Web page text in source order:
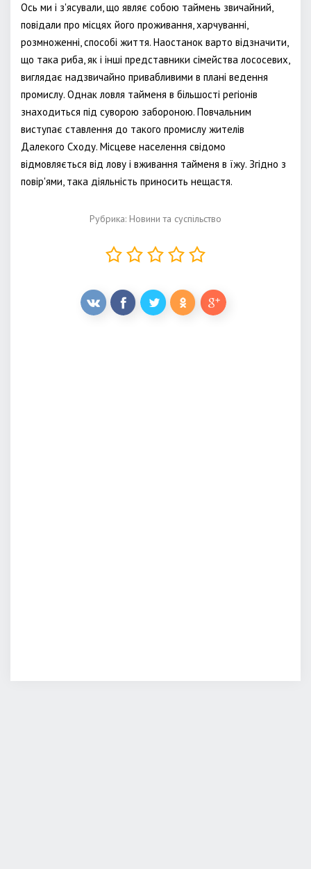
Рубрика: Новини та суспільство
Ось ми і з'ясували, що являє собою таймень звичайний,
повідали про місцях його проживання, харчуванні,
розмноженні, способі життя. Наостанок варто відзначити,
що така риба, як і інші представники сімейства лососевих,
виглядає надзвичайно привабливими в плані ведення
промислу. Однак ловля тайменя в більшості регіонів
знаходиться під суворою забороною. Повчальним
виступає ставлення до такого промислу жителів
Далекого Сходу. Місцеве населення свідомо
відмовляється від лову і вживання тайменя в їжу. Згідно з
повір'ями, така діяльність приносить нещастя.